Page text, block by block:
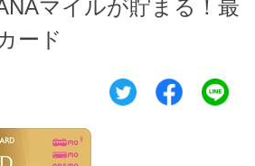
マイルが貯まる！最
ード